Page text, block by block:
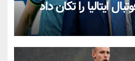
ایتالیا را تکان داد